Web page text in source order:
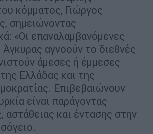
κόμματος, Γιώργος
σημειώνοντας
«Οι επαναλαμβανόμενες
αγνοούν το διεθνές
άμεσες ή έμμεσες
Ελλάδας και της
Επιβεβαιώνουν
είναι παράγοντας
αστάθειας και έντασης στην